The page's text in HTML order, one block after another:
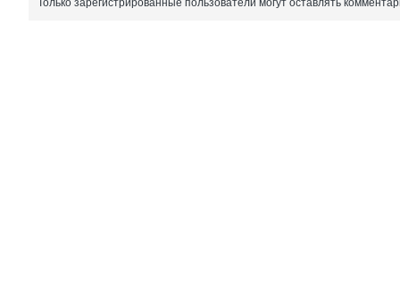
Только зарегистрированные пользователи могут оставлять